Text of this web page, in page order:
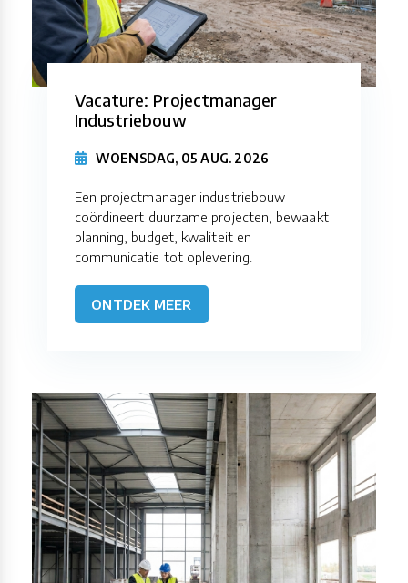
Vacature: Projectmanager
Industriebouw
WOENSDAG, 05 AUG. 2026
Een projectmanager industriebouw
coördineert duurzame projecten, bewaakt
planning, budget, kwaliteit en
communicatie tot oplevering.
ONTDEK MEER